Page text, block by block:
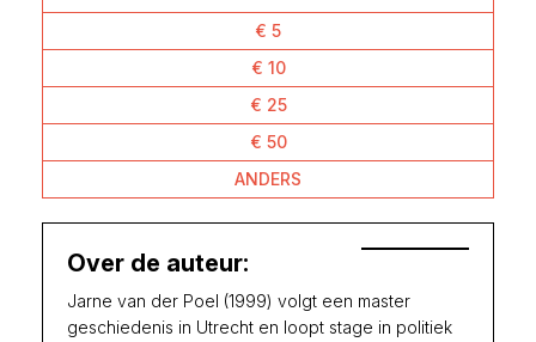
€ 5
€ 10
€ 25
€ 50
ANDERS
Over de auteur:
Jarne van der Poel (1999) volgt een master
geschiedenis in Utrecht en loopt stage in politiek